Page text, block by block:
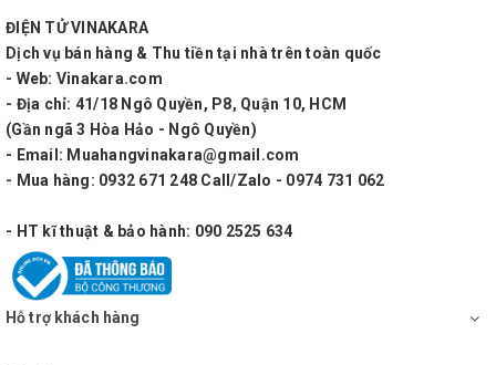
ồn...
ĐIỆN TỬ VINAKARA
Dịch vụ bán hàng & Thu tiền tại nhà trên toàn quốc
- Web: Vinakara.com
- Địa chỉ: 41/18 Ngô Quyền, P8, Quận 10, HCM
(Gần ngã 3 Hòa Hảo - Ngô Quyền)
- Email: Muahangvinakara@gmail.com
- Mua hàng: 0932 671 248 Call/Zalo - 0974 731 062
- HT kĩ thuật & bảo hành: 090 2525 634
Hỗ trợ khách hàng